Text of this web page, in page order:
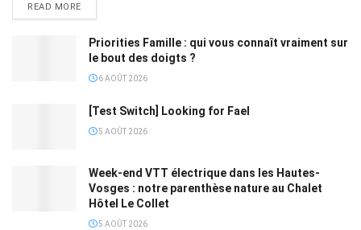
READ MORE
Priorities Famille : qui vous connaît vraiment sur
le bout des doigts ?
6 AOÛT 2026
[Test Switch] Looking for Fael
5 AOÛT 2026
Week-end VTT électrique dans les Hautes-
Vosges : notre parenthèse nature au Chalet
Hôtel Le Collet
5 AOÛT 2026